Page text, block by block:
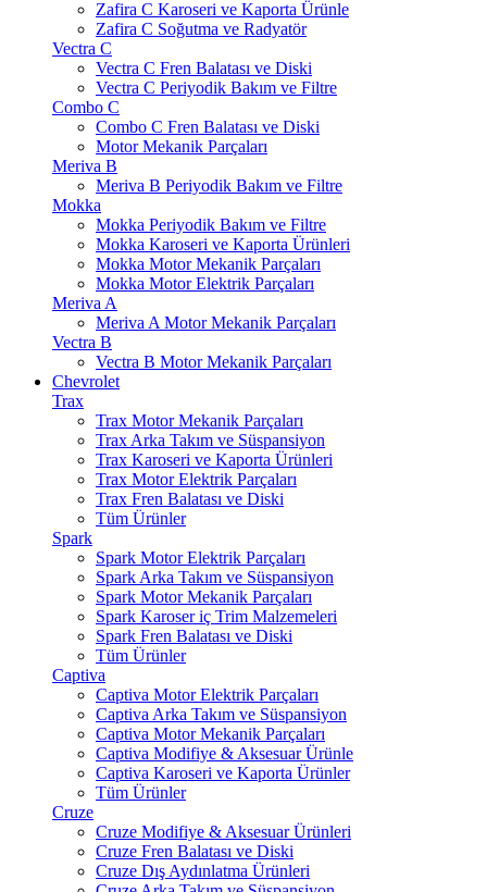
Zafira C Karoseri ve Kaporta Ürünle
Zafira C Soğutma ve Radyatör
Vectra C
Vectra C Fren Balatası ve Diski
Vectra C Periyodik Bakım ve Filtre
Combo C
Combo C Fren Balatası ve Diski
Motor Mekanik Parçaları
Meriva B
Meriva B Periyodik Bakım ve Filtre
Mokka
Mokka Periyodik Bakım ve Filtre
Mokka Karoseri ve Kaporta Ürünleri
Mokka Motor Mekanik Parçaları
Mokka Motor Elektrik Parçaları
Meriva A
Meriva A Motor Mekanik Parçaları
Vectra B
Vectra B Motor Mekanik Parçaları
Chevrolet
Trax
Trax Motor Mekanik Parçaları
Trax Arka Takım ve Süspansiyon
Trax Karoseri ve Kaporta Ürünleri
Trax Motor Elektrik Parçaları
Trax Fren Balatası ve Diski
Tüm Ürünler
Spark
Spark Motor Elektrik Parçaları
Spark Arka Takım ve Süspansiyon
Spark Motor Mekanik Parçaları
Spark Karoser iç Trim Malzemeleri
Spark Fren Balatası ve Diski
Tüm Ürünler
Captiva
Captiva Motor Elektrik Parçaları
Captiva Arka Takım ve Süspansiyon
Captiva Motor Mekanik Parçaları
Captiva Modifiye & Aksesuar Ürünle
Captiva Karoseri ve Kaporta Ürünler
Tüm Ürünler
Cruze
Cruze Modifiye & Aksesuar Ürünleri
Cruze Fren Balatası ve Diski
Cruze Dış Aydınlatma Ürünleri